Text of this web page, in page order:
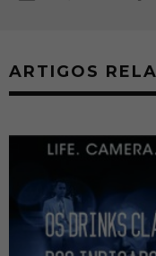
ARTIGOS